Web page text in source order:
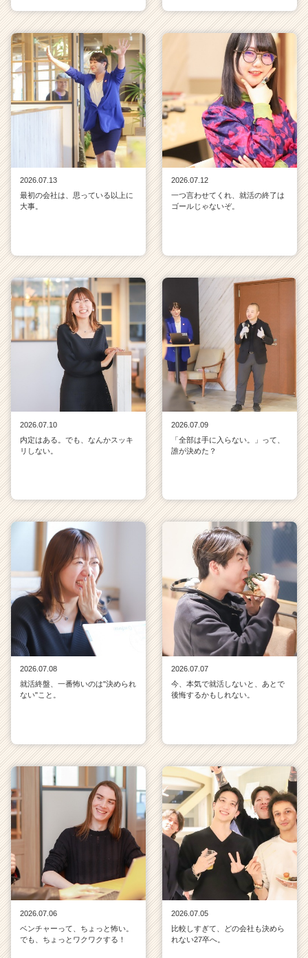
2026.07.13
最初の会社は、思っている以上に
大事。
2026.07.12
一つ言わせてくれ、就活の終了は
ゴールじゃないぞ。
2026.07.10
内定はある。でも、なんかスッキ
リしない。
2026.07.09
「全部は手に入らない。」って、
誰が決めた？
2026.07.08
就活終盤、一番怖いのは"決められ
ない"こと。
2026.07.07
今、本気で就活しないと、あとで
後悔するかもしれない。
2026.07.06
ベンチャーって、ちょっと怖い。
でも、ちょっとワクワクする！
2026.07.05
比較しすぎて、どの会社も決めら
れない27卒へ。